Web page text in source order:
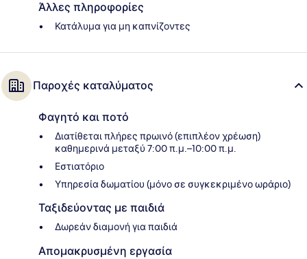
Άλλες πληροφορίες
Κατάλυμα για μη καπνίζοντες
Παροχές καταλύματος
Φαγητό και ποτό
Διατίθεται πλήρες πρωινό (επιπλέον χρέωση)
καθημερινά μεταξύ 7:00 π.μ.–10:00 π.μ.
Εστιατόριο
Υπηρεσία δωματίου (μόνο σε συγκεκριμένο ωράριο)
Ταξιδεύοντας με παιδιά
Δωρεάν διαμονή για παιδιά
Απομακρυσμένη εργασία